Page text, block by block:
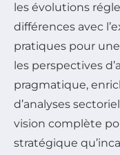
les évolutions
différences avec
pratiques pour
les perspectives
pragmatique,
d’analyses
vision complète
stratégique